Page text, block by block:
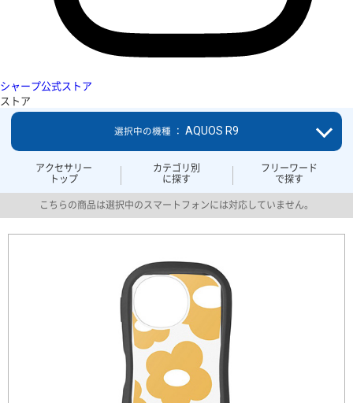
シャープ公式ストア
ストア
アクセサリー
トップ
カテゴリ別
に探す
フリーワード
で探す
選択中の機種 ： AQUOS R9
こちらの商品は選択中のスマートフォンには対応していません。